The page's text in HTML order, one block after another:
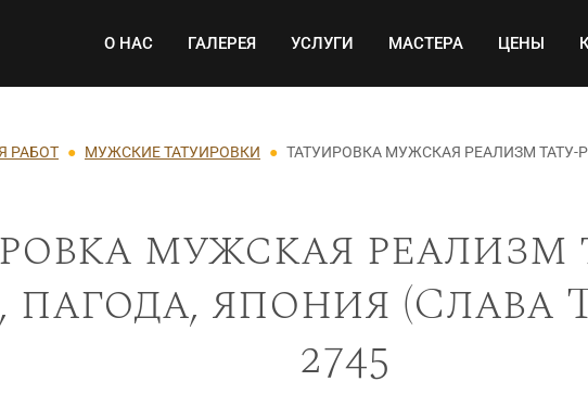
Основная навигация
О НАС ГАЛЕРЕЯ УСЛУГИ МАСТЕРА ЦЕНЫ
РАБОТ МУЖСКИЕ ТАТУИРОВКИ ТАТУИРОВКА МУЖСКАЯ РЕАЛИЗМ
мужская реализм
пагода, япония (Слава
2745